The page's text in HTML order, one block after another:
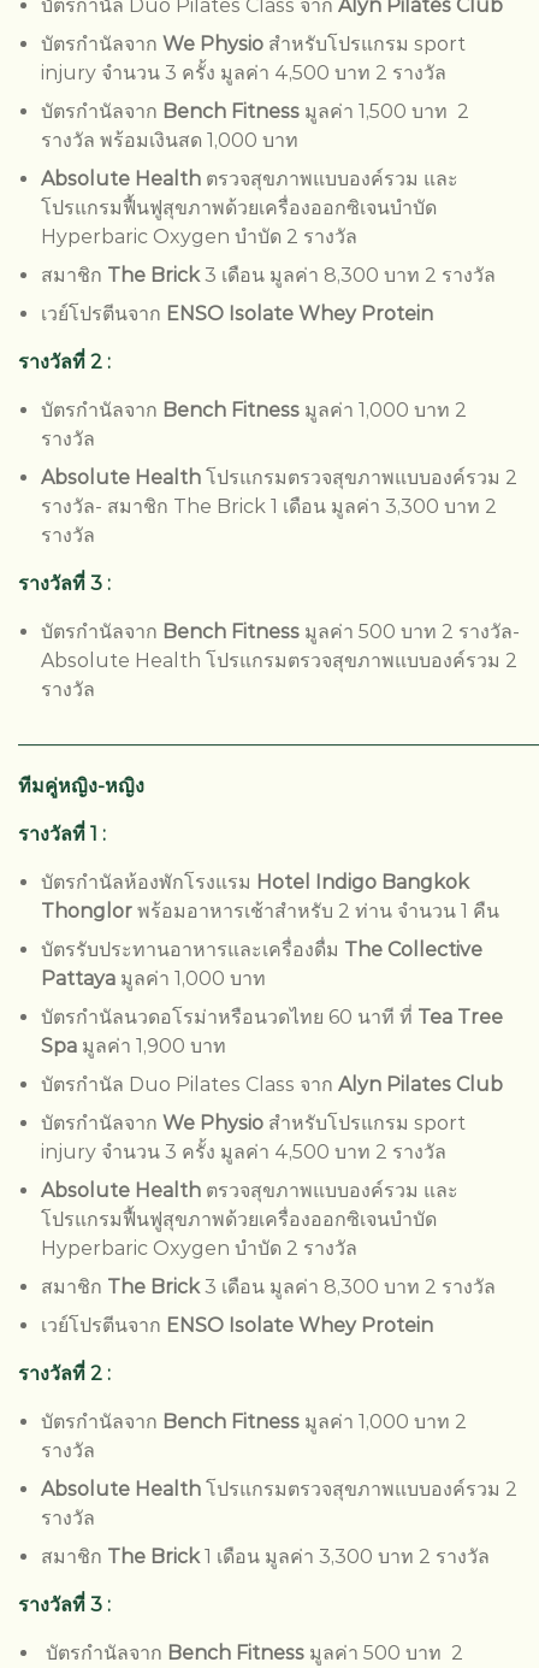
บัตรกำนัล Duo Pilates Class จากAlyn Pilates Club
บัตรกำนัลจากWe Physio สำหรับโปรแกรม sport
injury จำนวน 3 ครั้ง มูลค่า 4,500 บาท 2 รางวัล
บัตรกำนัลจาก Bench Fitness มูลค่า 1,500 บาท 2
รางวัล พร้อมเงินสด 1,000 บาท
Absolute Health ตรวจสุขภาพแบบองค์รวม และ
โปรแกรมฟื้นฟูสุขภาพด้วยเครื่องออกซิเจนบำบัด
Hyperbaric Oxygen บำบัด 2 รางวัล
สมาชิก The Brick 3 เดือน มูลค่า 8,300 บาท 2 รางวัล
เวย์โปรตีนจาก ENSO Isolate Whey Protein
รางวัลที่ 2 :
บัตรกำนัลจาก Bench Fitness มูลค่า 1,000 บาท 2
รางวัล
Absolute Health โปรแกรมตรวจสุขภาพแบบองค์รวม 2
รางวัล- สมาชิก The Brick 1 เดือน มูลค่า 3,300 บาท 2
รางวัล
รางวัลที่ 3 :
บัตรกำนัลจาก Bench Fitness มูลค่า 500 บาท 2 รางวัล-
Absolute Health โปรแกรมตรวจสุขภาพแบบองค์รวม 2
รางวัล
ทีมคู่หญิง-หญิง
รางวัลที่ 1 :
บัตรกำนัลห้องพักโรงแรม Hotel Indigo Bangkok
Thonglorพร้อมอาหารเช้าสำหรับ 2 ท่าน จำนวน 1 คืน
บัตรรับประทานอาหารและเครื่องดื่ม The Collective
Pattaya มูลค่า 1,000 บาท
บัตรกำนัลนวดอโรม่าหรือนวดไทย 60 นาที ที่ Tea Tree
Spa มูลค่า 1,900 บาท
บัตรกำนัล Duo Pilates Class จาก Alyn Pilates Club
บัตรกำนัลจากWe Physio สำหรับโปรแกรม sport
injury จำนวน 3 ครั้ง มูลค่า 4,500 บาท 2 รางวัล
Absolute Health ตรวจสุขภาพแบบองค์รวม และ
โปรแกรมฟื้นฟูสุขภาพด้วยเครื่องออกซิเจนบำบัด
Hyperbaric Oxygen บำบัด 2 รางวัล
สมาชิก The Brick 3 เดือน มูลค่า 8,300 บาท 2 รางวัล
เวย์โปรตีนจาก ENSO Isolate Whey Protein
รางวัลที่ 2 :
บัตรกำนัลจาก Bench Fitness มูลค่า 1,000 บาท 2
รางวัล
Absolute Healthโปรแกรมตรวจสุขภาพแบบองค์รวม 2
รางวัล
สมาชิก The Brick1 เดือน มูลค่า 3,300 บาท 2 รางวัล
รางวัลที่ 3 :
บัตรกำนัลจาก Bench Fitness มูลค่า 500 บาท 2